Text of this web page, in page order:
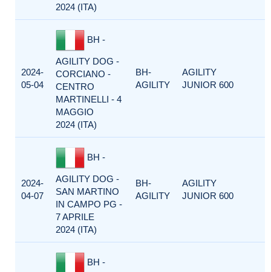
2024 (ITA)
2024-
05-04
BH -
AGILITY DOG -
CORCIANO -
CENTRO
MARTINELLI - 4
MAGGIO
2024 (ITA)
BH-
AGILITY
AGILITY
JUNIOR 600
2024-
04-07
BH -
AGILITY DOG -
SAN MARTINO
IN CAMPO PG -
7 APRILE
2024 (ITA)
BH-
AGILITY
AGILITY
JUNIOR 600
BH -